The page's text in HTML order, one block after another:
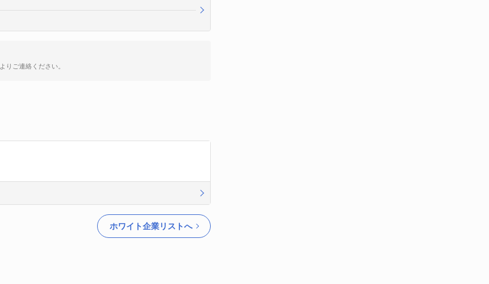
よりご連絡ください。
ホワイト企業リストへ